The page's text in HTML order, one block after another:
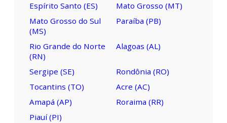
Espírito Santo (ES)
Mato Grosso (MT)
Mato Grosso do Sul
(MS)
Paraíba (PB)
Rio Grande do Norte
(RN)
Alagoas (AL)
Sergipe (SE)
Rondônia (RO)
Tocantins (TO)
Acre (AC)
Amapá (AP)
Roraima (RR)
Piauí (PI)